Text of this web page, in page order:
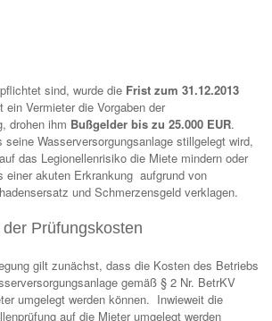
sind, wurde die Frist zum 31.12.2013
ein Vermieter die Vorgaben der
drohen ihm Bußgelder bis zu 25.000 EUR.
Wasserversorgungsanlage stillgelegt wird,
das Legionellenrisiko die Miete mindern oder
einer akuten Erkrankung aufgrund von
und Schmerzensgeld verklagen.
Prüfungskosten
gilt zunächst, dass die Kosten des Betriebs
gemäß § 2 Nr. BetrKV
umgelegt werden können. Inwieweit die
auf die Mieter umgelegt werden